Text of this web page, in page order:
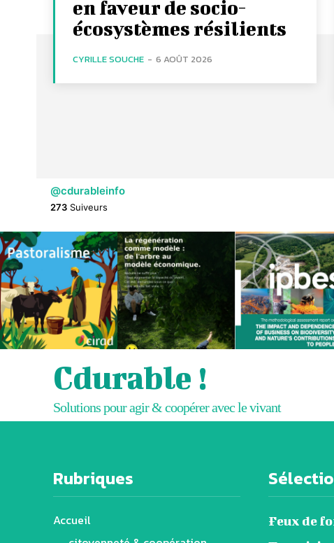
en faveur de socio-
écosystèmes résilients
CYRILLE SOUCHE - 6 AOÛT 2026
@cdurableinfo
273 Suiveurs
Cdurable !
Solutions pour agir & coopérer avec le vivant
Rubriques
Accueil
Feux de